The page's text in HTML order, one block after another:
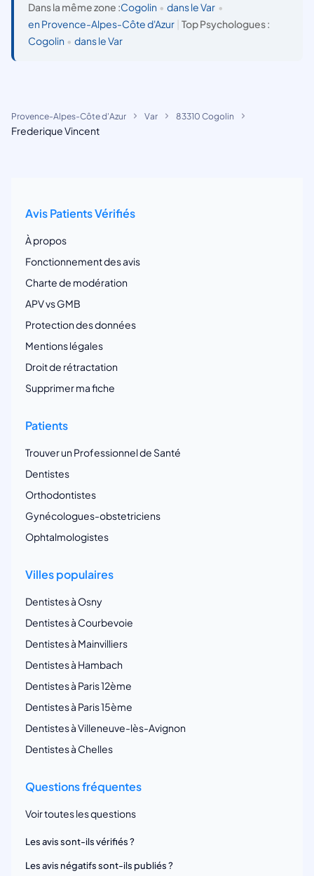
Dans la même zone :Cogolin • dans le Var •
en Provence-Alpes-Côte d'Azur
Top Psychologues :
Cogolin • dans le Var
Provence-Alpes-Côte d'Azur Var 83310 Cogolin
Frederique Vincent
Avis Patients Vérifiés
À propos
Fonctionnement des avis
Charte de modération
APV vs GMB
Protection des données
Mentions légales
Droit de rétractation
Supprimer ma fiche
Patients
Trouver un Professionnel de Santé
Dentistes
Orthodontistes
Gynécologues-obstetriciens
Ophtalmologistes
Villes populaires
Dentistes à Osny
Dentistes à Courbevoie
Dentistes à Mainvilliers
Dentistes à Hambach
Dentistes à Paris 12ème
Dentistes à Paris 15ème
Dentistes à Villeneuve-lès-Avignon
Dentistes à Chelles
Questions fréquentes
Voir toutes les questions
Les avis sont-ils vérifiés ?
Les avis négatifs sont-ils publiés ?